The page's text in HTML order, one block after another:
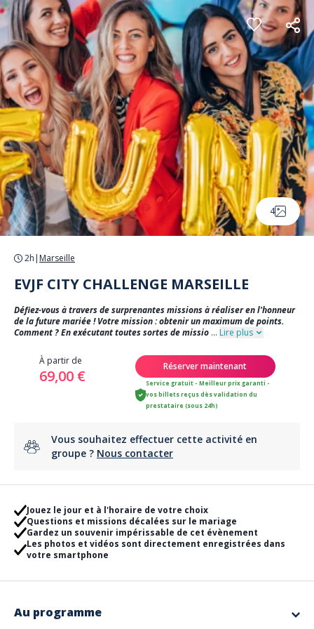
Panneau de gestion des cookies
4
2h | Marseille
EVJF CITY CHALLENGE MARSEILLE
Défiez-vous à travers de surprenantes missions à réaliser en l'honneur
de la future mariée ! Votre mission : obtenir un maximum de points.
Comment ? En exécutant toutes sortes de missio ... Lire plus
À partir de
69,00 €
Réserver maintenant
Service gratuit - Meilleur prix garanti -
vos billets reçus dès validation du
prestataire (sous 24h)
Vous souhaitez effectuer cette activité en
groupe ? Nous contacter
Jouez le jour et à l'horaire de votre choix
Questions et missions décalées sur le mariage
Gardez un souvenir impérissable de cet évènement
Les photos et vidéos sont directement enregistrées dans
votre smartphone
Au programme